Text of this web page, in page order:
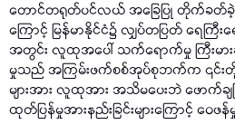
တောင်တရုတ်ပင်လယ် အခြေပြု တိုက်ခတ်ခဲ့
ကြောင့် မြန်မာနိုင်ငံ၌ လျှပ်တပြတ် ရေကြီး
အတွင်း လူထုအပေါ် သက်ရောက်မှု ကြီးမား
မှုသည် အကြမ်းဖက်စစ်အုပ်စုဘက်က ၎င်း
များအား လူထုအား အသိမပေးဘဲ ဖောက်ခ
ထုတ်ပြန်မှုအားနည်းခြင်းများကြောင့် ဝေဖ